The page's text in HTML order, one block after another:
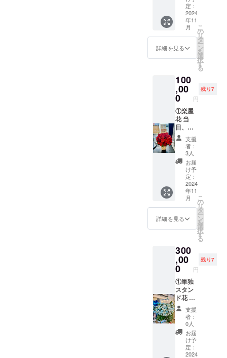
いただ
きます
生誕祭
終了
後、1〜
3週間で
入れた
ものを
ご自宅
へ郵送
させて
いただ
きま
す。 ②
フラ
ワース
タンド
(名前掲
載 ) 当
日会場
にある
フラ
ワース
タンド
てお名
前を掲
載させ
ていた
だきま
す。 備
考欄に
記載希
望のお
名前
（ニッ
クネー
ム可）
を記載
致しま
す。 の
ぼり旗
には生
誕祭支
援者様
のお名
前
クネー
ム可）
が記載
されま
す。 生
誕祭終
了後、
1〜3週
間で直
筆サイ
ン入り
の のぼ
り旗
(ポール
スタン
ドは付
属しま
せん)を
ご自宅
へ郵送
いただ
きま
す。 ②
フラ
ワース
タンド
(名前掲
載 ) 当
日会場
にある
フラ
ワース
タンド
に生誕
定：
2024
年11
月
詳細を見る
こ
の
リ
タ
ー
ン
を
選
択
す
る
100
,00
0 円
残り7
①楽屋
花 当
日、タ
レント
が使用
する楽
屋にお
花をお
届けい
たしま
す。 使
用した
お花は
郵送は
いたし
ませ
誕イベ
ント当
日、欲
しい場
合はス
タッフ
にご相
談くだ
さい。
②のぼ
り旗 当
日の装
飾に使
用す
支援
者：
3人
お届
け予
定：
2024
年11
月
詳細を見る
こ
の
リ
タ
ー
ン
を
選
択
す
る
300
,00
0 円
残り7
①単独
スタン
ド花 生
誕祭支
援者様
のお名
前
（ニッ
クネー
ム可）
支援
者：
0人
お届
け予
定：
2024